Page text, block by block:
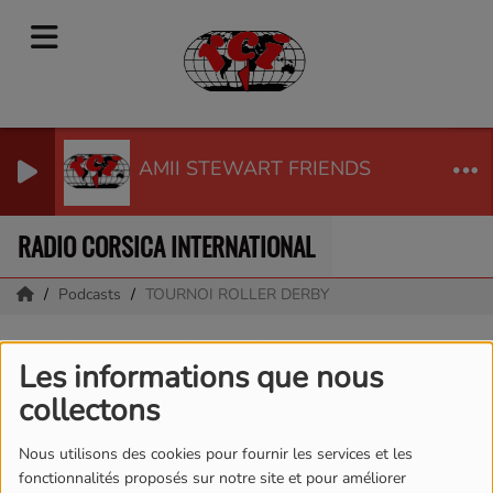
Les informations que nous
collectons
Nous utilisons des cookies pour fournir les services et les
fonctionnalités proposés sur notre site et pour améliorer
AMII STEWART FRIENDS
RADIO CORSICA INTERNATIONAL
Podcasts TOURNOI ROLLER DERBY
TOURNOI ROLLER
DERBY